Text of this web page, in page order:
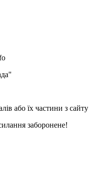
або їх частини з сайту
заборонене!